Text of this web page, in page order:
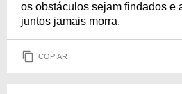
os obstáculos sejam findados e
juntos jamais morra.
COPIAR